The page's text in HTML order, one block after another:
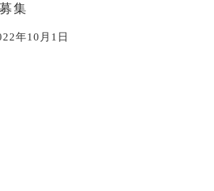
集
年10月1日